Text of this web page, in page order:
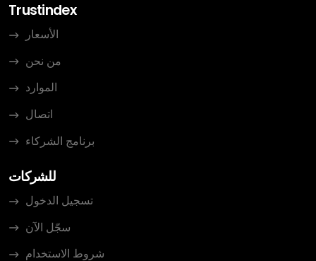
Trustindex
الأسعار
من نحن
الموارد
اتصال
برنامج الشركاء
للشركات
تسجيل الدخول
سجّل الآن
شروط الاستخدام